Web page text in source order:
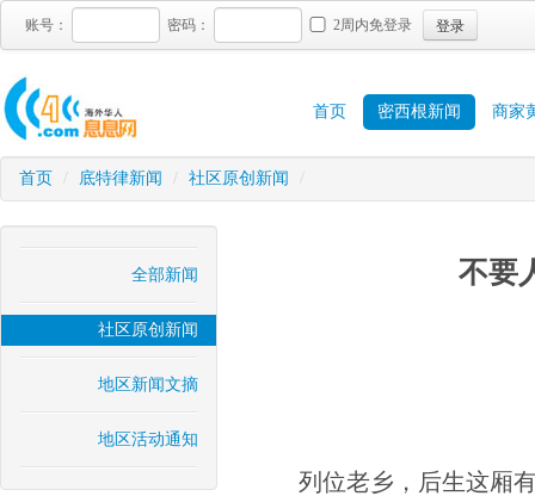
账号： 密码： 2周内免登录 登录
首页 密西根新闻 商家
首页 / 底特律新闻 / 社区原创新闻 /
全部新闻
社区原创新闻
地区新闻文摘
地区活动通知
不要
列位老乡，后生这厢